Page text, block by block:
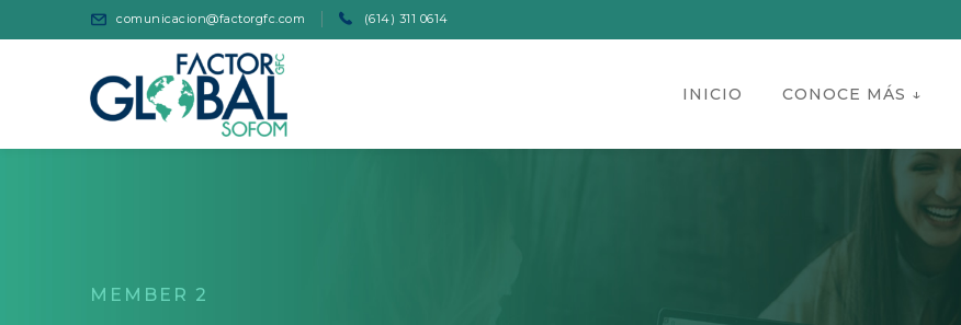
comunicacion@factorgfc.com (614) 311 0614
INICIO CONOCE MÁS ↓
MEMBER 2